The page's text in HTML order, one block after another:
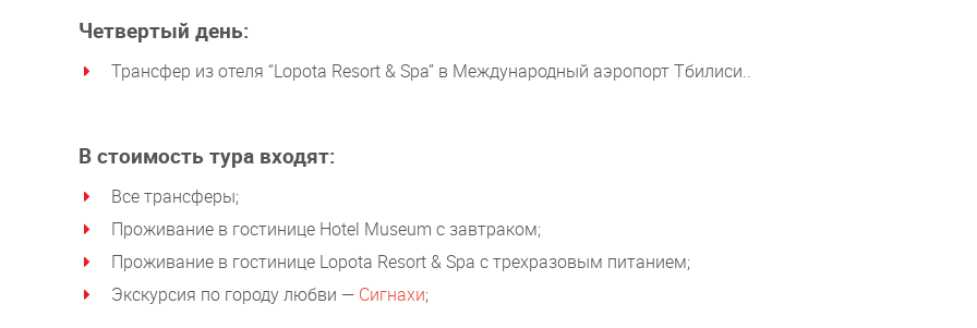
Четвертый день:
Трансфер из отеля “Lopota Resort & Spa” в Международный аэропорт Тбилиси..
В стоимость тура входят:
Все трансферы;
Проживание в гостинице Hotel Museum с завтраком;
Проживание в гостинице Lopota Resort & Spa c трехразовым питанием;
Экскурсия по городу любви — Сигнахи;